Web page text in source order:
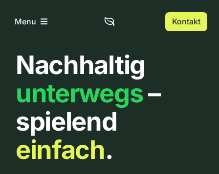
InhaltMenu
Home
Über uns
Urbanlist
Kontakt
Nachhaltig
unterwegs–
spielend
einfach.